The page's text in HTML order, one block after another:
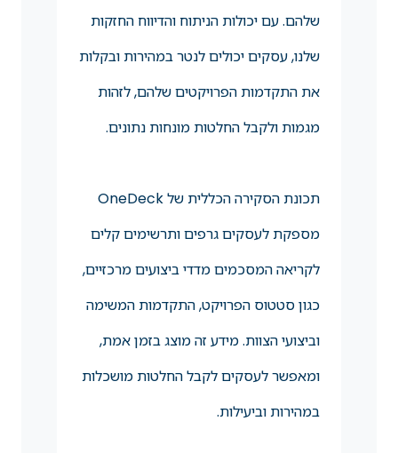
שלהם. עם יכולות הניתוח והדיווח החזקות
שלנו, עסקים יכולים לנטר במהירות ובקלות
את התקדמות הפרויקטים שלהם, לזהות
מגמות ולקבל החלטות מונחות נתונים.
תכונת הסקירה הכללית של OneDeck
מספקת לעסקים גרפים ותרשימים קלים
לקריאה המסכמים מדדי ביצועים מרכזיים,
כגון סטטוס הפרויקט, התקדמות המשימה
וביצועי הצוות. מידע זה מוצג בזמן אמת,
ומאפשר לעסקים לקבל החלטות מושכלות
במהירות וביעילות.